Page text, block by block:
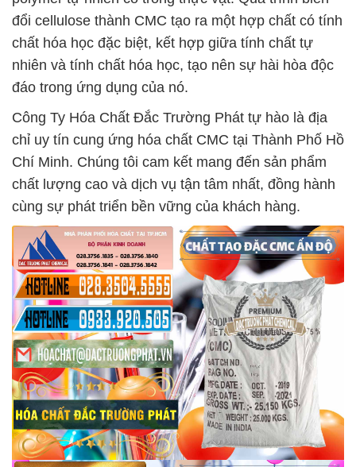
đổi cellulose thành CMC tạo ra một hợp chất có tính
chất hóa học đặc biệt, kết hợp giữa tính chất tự
nhiên và tính chất hóa học, tạo nên sự hài hòa độc
đáo trong ứng dụng của nó.
Công Ty Hóa Chất Đắc Trường Phát tự hào là địa
chỉ uy tín cung ứng hóa chất CMC tại Thành Phố Hồ
Chí Minh. Chúng tôi cam kết mang đến sản phẩm
chất lượng cao và dịch vụ tận tâm nhất, đồng hành
cùng sự phát triển bền vững của khách hàng.